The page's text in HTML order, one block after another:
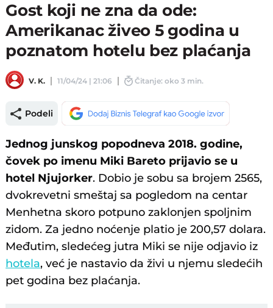
Gost koji ne zna da ode:
Amerikanac živeo 5 godina u
poznatom hotelu bez plaćanja
V. K. 11/04/24 | 21:06 Čitanje: oko 3 min.
Podeli
Jednog junskog popodneva 2018. godine,
čovek po imenu Miki Bareto prijavio se u
hotel Njujorker. Dobio je sobu sa brojem 2565,
dvokrevetni smeštaj sa pogledom na centar
Menhetna skoro potpuno zaklonjen spoljnim
zidom. Za jedno noćenje platio je 200,57 dolara.
Međutim, sledećeg jutra Miki se nije odjavio iz
hotela, već je nastavio da živi u njemu sledećih
pet godina bez plaćanja.